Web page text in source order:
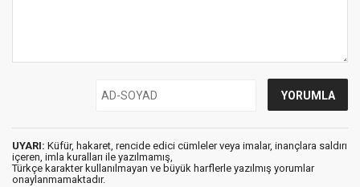
UYARI: Küfür, hakaret, rencide edici cümleler veya imalar, inançlara saldırı
içeren, imla kuralları ile yazılmamış,
Türkçe karakter kullanılmayan ve büyük harflerle yazılmış yorumlar
onaylanmamaktadır.